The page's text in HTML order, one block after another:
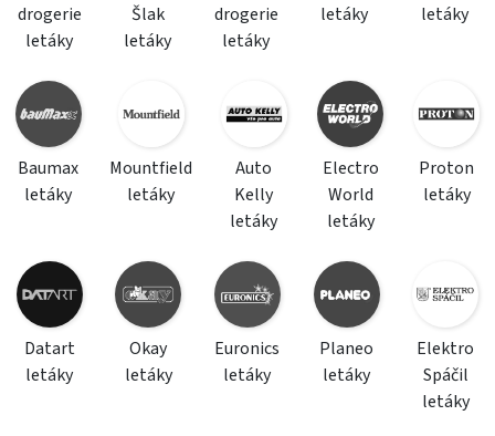
drogerie
letáky
Šlak
letáky
drogerie
letáky
letáky letáky
Baumax
letáky
Mountfield
letáky
Auto
Kelly
letáky
Electro
World
letáky
Proton
letáky
Datart
letáky
Okay
letáky
Euronics
letáky
Planeo
letáky
Elektro
Spáčil
letáky